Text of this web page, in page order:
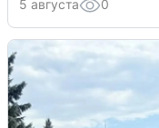
5 августа 0